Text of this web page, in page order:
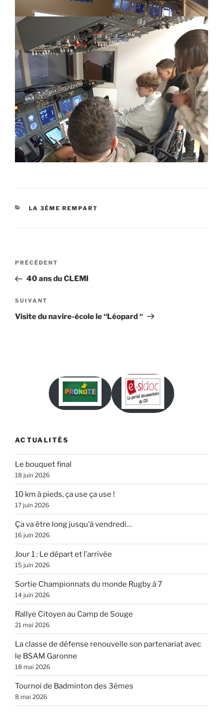
CATÉGORIES
LA 3ÈME REMPART
Navigation
l’article
Article
précédent
PRÉCÉDENT
40 ans du CLEMI
Article
suivant
SUIVANT
Visite du navire-école le “Léopard “
ACTUALITÉS
Le bouquet final
18 juin 2026
10 km à pieds, ça use ça use !
17 juin 2026
Ça va être long jusqu’à vendredi…
16 juin 2026
Jour 1 : Le départ et l’arrivée
15 juin 2026
Sortie Championnats du monde Rugby à 7
14 juin 2026
Rallye Citoyen au Camp de Souge
21 mai 2026
La classe de défense renouvelle son partenariat avec
le BSAM Garonne
18 mai 2026
Tournoi de Badminton des 3èmes
8 mai 2026